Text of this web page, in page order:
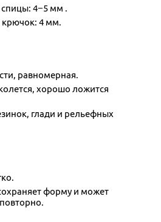
4−5 мм .
4 мм.
равномерная.
хорошо ложится
глади и рельефных
форму и может